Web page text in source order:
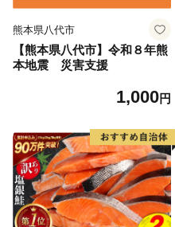
熊本県八代市
【熊本県八代市】令和８年熊
本地震 災害支援
1,000円